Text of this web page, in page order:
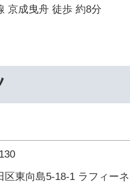
京成曳舟 徒歩 約8分
区東向島5-18-1 ラフィー